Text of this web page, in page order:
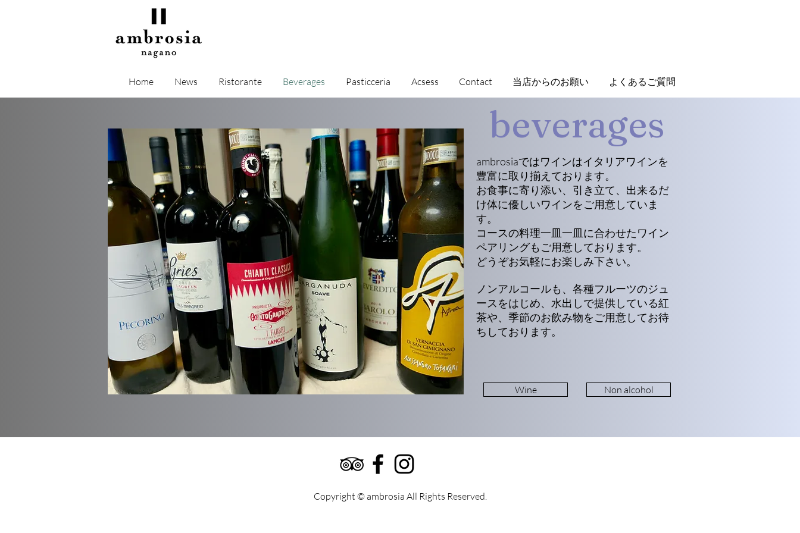
Home News Ristorante Beverages Pasticceria Acsess Contact 当店からのお願い よくあるご質問
beverages
ambrosiaではワインはイタリアワインを
豊富に取り揃えております。
​お食事に寄り添い、引き立て、出来るだ
け体に優しいワインをご用意していま
す。
コースの料理一皿一皿に合わせたワイン
ペアリングもご用意しております。
どうぞお気軽にお楽しみ下さい。
ノンアルコールも、各種フルーツのジュ
ースをはじめ、水出しで提供している紅
茶や、季節のお飲み物をご用意してお待
ちしております。
Wine Non alcohol
Copyright © ambrosia All Rights Reserved.